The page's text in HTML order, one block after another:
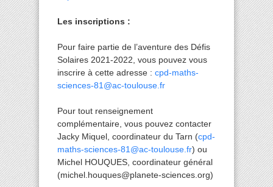
Les inscriptions :
Pour faire partie de l’aventure des Défis
Solaires 2021-2022, vous pouvez vous
inscrire à cette adresse : cpd-maths-
sciences-81@ac-toulouse.fr
Pour tout renseignement
complémentaire, vous pouvez contacter
Jacky Miquel, coordinateur du Tarn (cpd-
maths-sciences-81@ac-toulouse.fr) ou
Michel HOUQUES, coordinateur général
(michel.houques@planete-sciences.org)